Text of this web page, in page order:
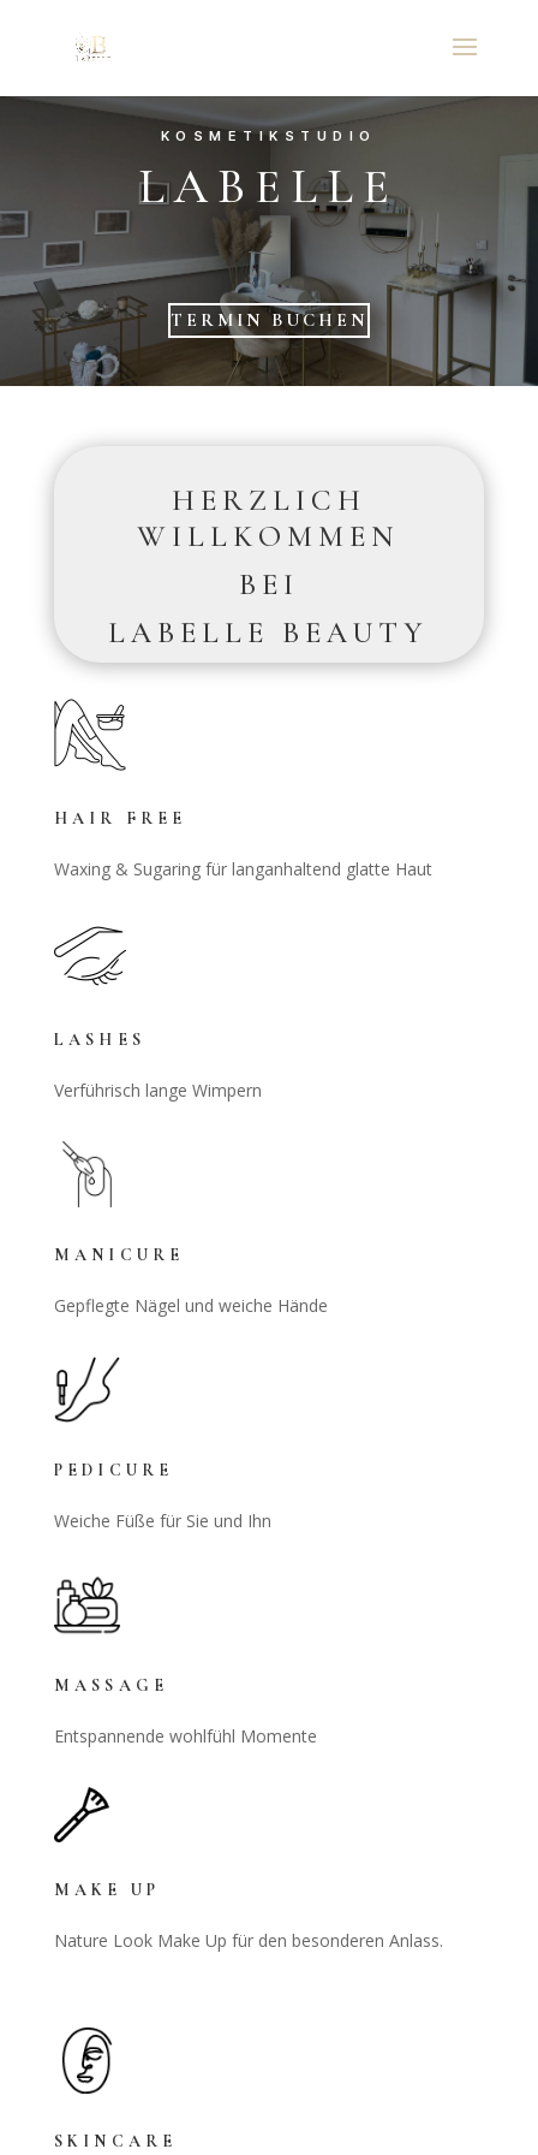
KOSMETIKSTUDIO
LABELLE
TERMIN BUCHEN
HERZLICH
WILLKOMMEN
BEI
LABELLE BEAUTY
HAIR FREE
Waxing & Sugaring für langanhaltend glatte Haut
LASHES
Verführisch lange Wimpern
MANICURE
Gepflegte Nägel und weiche Hände
PEDICURE
Weiche Füße für Sie und Ihn
MASSAGE
Entspannende wohlfühl Momente
MAKE UP
Nature Look Make Up für den besonderen Anlass.
SKINCARE